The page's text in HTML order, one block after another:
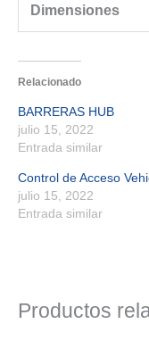
Dimensiones
Relacionado
BARRERAS HUB
julio 15, 2022
Entrada similar
Control de Acceso
julio 15, 2022
Entrada similar
Productos